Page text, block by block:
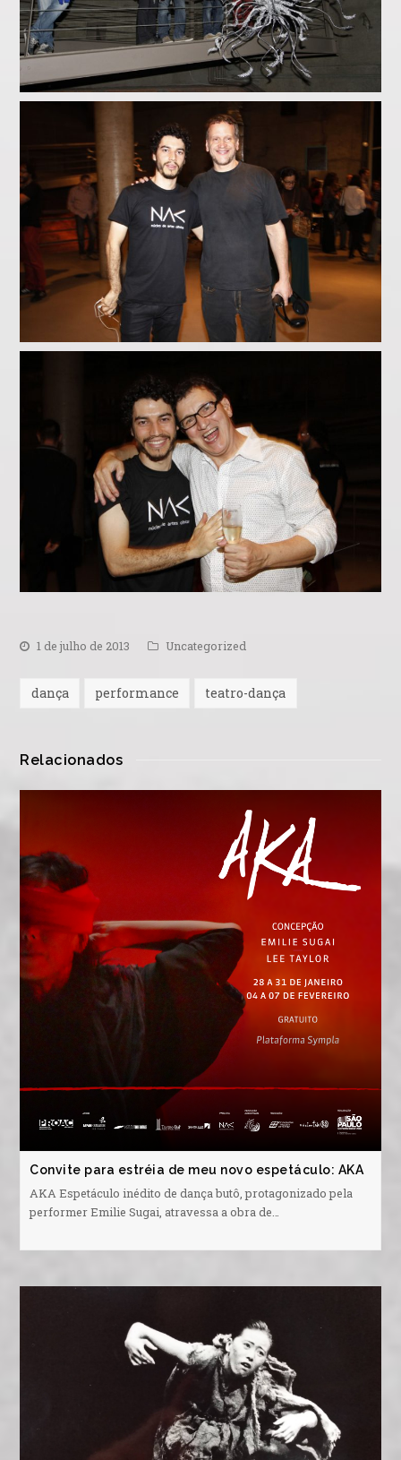
1 de julho de 2013 Uncategorized
dança performance teatro-dança
Relacionados
Convite para estréia de meu novo espetáculo: AKA
AKA Espetáculo inédito de dança butô, protagonizado pela
performer Emilie Sugai, atravessa a obra de…